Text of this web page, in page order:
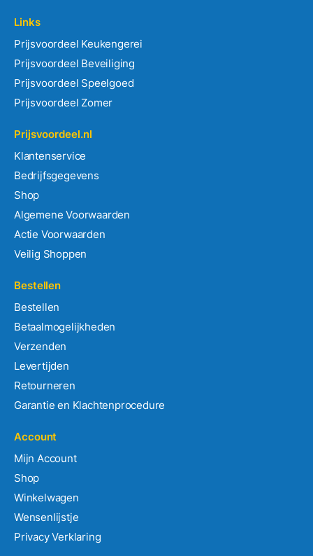
Links
Prijsvoordeel Keukengerei
Prijsvoordeel Beveiliging
Prijsvoordeel Speelgoed
Prijsvoordeel Zomer
Prijsvoordeel.nl
Klantenservice
Bedrijfsgegevens
Shop
Algemene Voorwaarden
Actie Voorwaarden
Veilig Shoppen
Bestellen
Bestellen
Betaalmogelijkheden
Verzenden
Levertijden
Retourneren
Garantie en Klachtenprocedure
Account
Mijn Account
Shop
Winkelwagen
Wensenlijstje
Privacy Verklaring